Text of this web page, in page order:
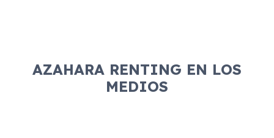
AZAHARA RENTING EN LOS
MEDIOS